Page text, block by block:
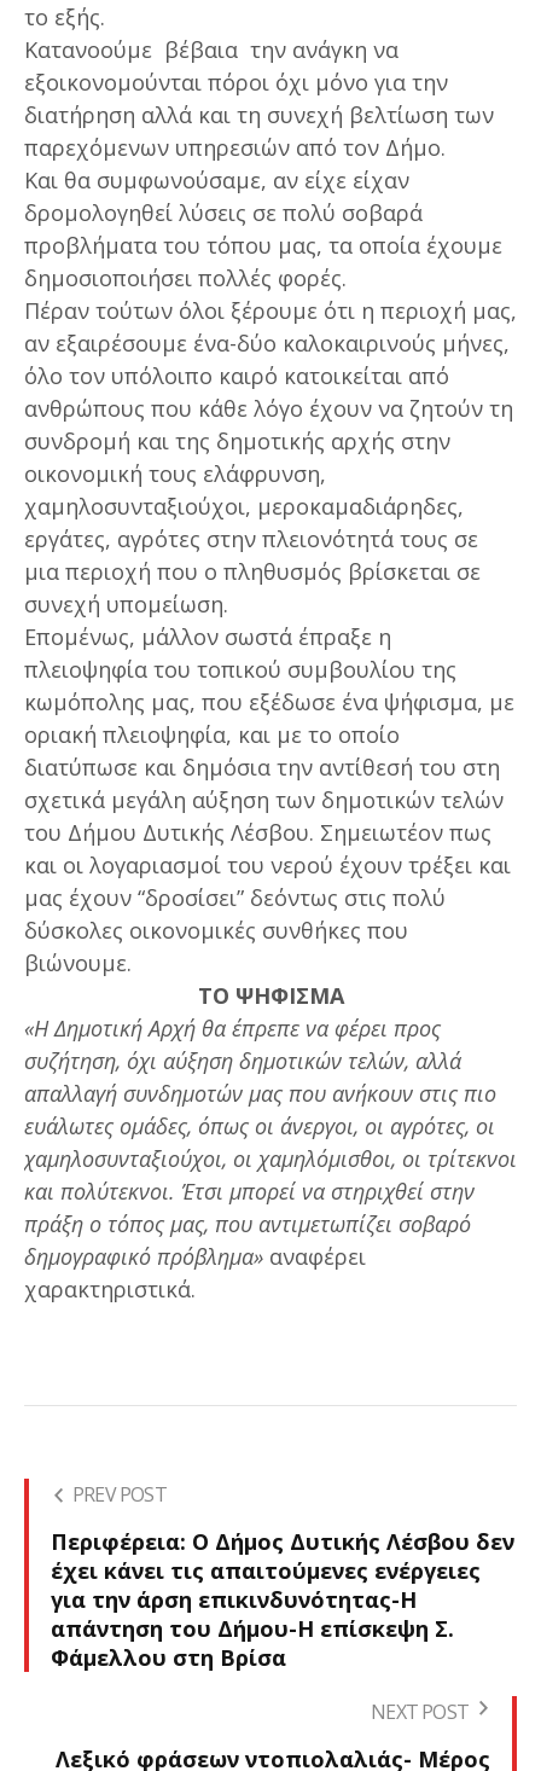
το εξής.
Κατανοούμε βέβαια την ανάγκη να
εξοικονομούνται πόροι όχι μόνο για την
διατήρηση αλλά και τη συνεχή βελτίωση των
παρεχόμενων υπηρεσιών από τον Δήμο.
Και θα συμφωνούσαμε, αν είχε είχαν
δρομολογηθεί λύσεις σε πολύ σοβαρά
προβλήματα του τόπου μας, τα οποία έχουμε
δημοσιοποιήσει πολλές φορές.
Πέραν τούτων όλοι ξέρουμε ότι η περιοχή μας,
αν εξαιρέσουμε ένα-δύο καλοκαιρινούς μήνες,
όλο τον υπόλοιπο καιρό κατοικείται από
ανθρώπους που κάθε λόγο έχουν να ζητούν τη
συνδρομή και της δημοτικής αρχής στην
οικονομική τους ελάφρυνση,
χαμηλοσυνταξιούχοι, μεροκαμαδιάρηδες,
εργάτες, αγρότες στην πλειονότητά τους σε
μια περιοχή που ο πληθυσμός βρίσκεται σε
συνεχή υπομείωση.
Επομένως, μάλλον σωστά έπραξε η
πλειοψηφία του τοπικού συμβουλίου της
κωμόπολης μας, που εξέδωσε ένα ψήφισμα, με
οριακή πλειοψηφία, και με το οποίο
διατύπωσε και δημόσια την αντίθεσή του στη
σχετικά μεγάλη αύξηση των δημοτικών τελών
του Δήμου Δυτικής Λέσβου. Σημειωτέον πως
και οι λογαριασμοί του νερού έχουν τρέξει και
μας έχουν “δροσίσει” δεόντως στις πολύ
δύσκολες οικονομικές συνθήκες που
βιώνουμε.
ΤΟ ΨΗΦΙΣΜΑ
«Η Δημοτική Αρχή θα έπρεπε να φέρει προς
συζήτηση, όχι αύξηση δημοτικών τελών, αλλά
απαλλαγή συνδημοτών μας που ανήκουν στις πιο
ευάλωτες ομάδες, όπως οι άνεργοι, οι αγρότες, οι
χαμηλοσυνταξιούχοι, οι χαμηλόμισθοι, οι τρίτεκνοι
και πολύτεκνοι. Έτσι μπορεί να στηριχθεί στην
πράξη ο τόπος μας, που αντιμετωπίζει σοβαρό
δημογραφικό πρόβλημα» αναφέρει
χαρακτηριστικά.
PREV POST
Περιφέρεια: Ο Δήμος Δυτικής Λέσβου δεν
έχει κάνει τις απαιτούμενες ενέργειες
για την άρση επικινδυνότητας-Η
απάντηση του Δήμου-Η επίσκεψη Σ.
Φάμελλου στη Βρίσα
NEXT POST
Λεξικό φράσεων ντοπιολαλιάς- Μέρος